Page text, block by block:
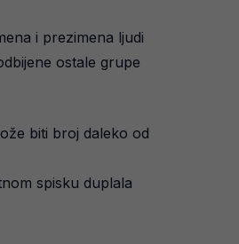
i prezimena ljudi
ostale grupe
biti broj daleko od
spisku duplala